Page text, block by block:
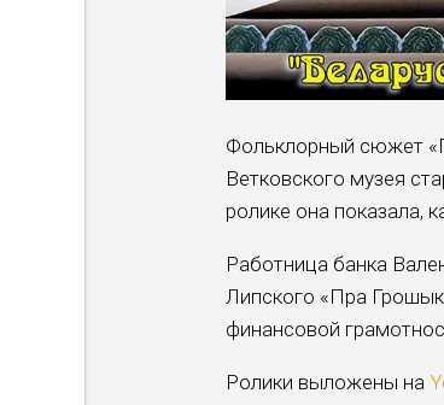
Фольклорный сюжет
Ветковского музея
ролике она показала,
Работница банка
Липского «Пра Грошык
финансовой
Ролики выложены на